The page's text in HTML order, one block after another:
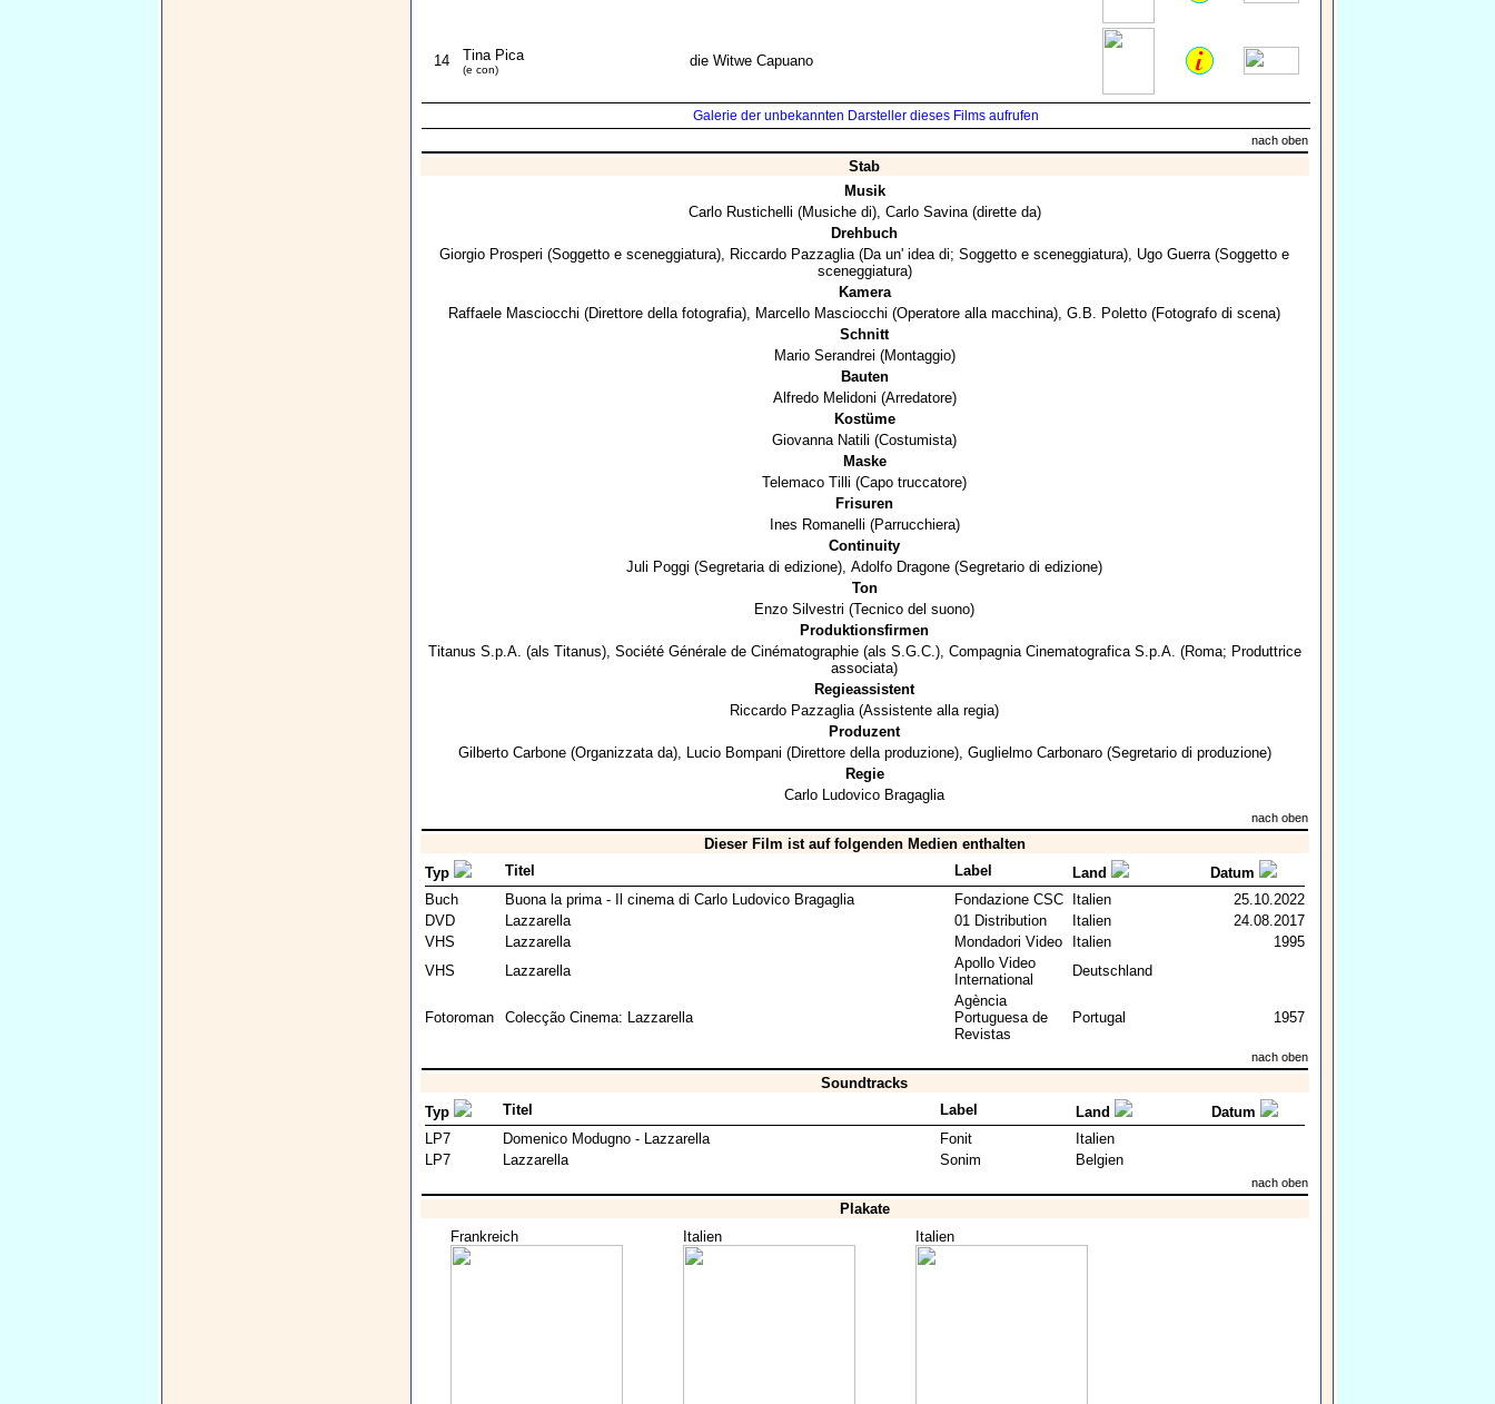
14 Tina Pica
(e con)
die Witwe Capuano
Galerie der unbekannten Darsteller dieses Films aufrufen
nach oben
Stab
Musik
Carlo Rustichelli (Musiche di), Carlo Savina(dirette da)
Drehbuch
Giorgio Prosperi (Soggetto e sceneggiatura), Riccardo Pazzaglia(Da un' idea di; Soggetto e sceneggiatura), Ugo Guerra(Soggetto e
sceneggiatura)
Kamera
Raffaele Masciocchi (Direttore della fotografia), Marcello Masciocchi (Operatore alla macchina), G.B. Poletto (Fotografo di scena)
Schnitt
Mario Serandrei (Montaggio)
Bauten
Alfredo Melidoni (Arredatore)
Kostüme
Giovanna Natili (Costumista)
Maske
Telemaco Tilli (Capo truccatore)
Frisuren
Ines Romanelli (Parrucchiera)
Continuity
Juli Poggi (Segretaria di edizione), Adolfo Dragone (Segretario di edizione)
Ton
Enzo Silvestri (Tecnico del suono)
Produktionsfirmen
Titanus S.p.A. (als Titanus), Société Générale de Cinématographie(als S.G.C.), Compagnia Cinematografica S.p.A. (Roma; Produttrice
associata)
Regieassistent
Riccardo Pazzaglia(Assistente alla regia)
Produzent
Gilberto Carbone(Organizzata da), Lucio Bompani (Direttore della produzione), Guglielmo Carbonaro(Segretario di produzione)
Regie
Carlo Ludovico Bragaglia
nach oben
Dieser Film ist auf folgenden Medien enthalten
Typ
Titel Label Land
Datum
Buch
Buona la prima - Il cinema di Carlo Ludovico Bragaglia Fondazione CSC Italien
25.10.2022
DVD
Lazzarella 01 Distribution Italien
24.08.2017
VHS
Lazzarella Mondadori Video Italien
1995
VHS
Lazzarella
Apollo Video
International
Deutschland
Fotoroman Colecção Cinema: Lazzarella
Agència
Portuguesa de
Revistas
Portugal 1957
nach oben
Soundtracks
Typ
Titel Label Land
Datum
LP7
Domenico Modugno - Lazzarella Fonit
Italien
LP7
Lazzarella Sonim Belgien
nach oben
Plakate
Frankreich
Italien Italien